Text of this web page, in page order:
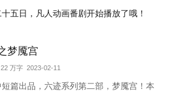
一个立志成为至强者的故事。一段叱咤星
五日，凡人动画番剧开始播放了哦！
梦魇宫
22 万字 2023-02-11
篇出品，六迹系列第二部，梦魇宫！本